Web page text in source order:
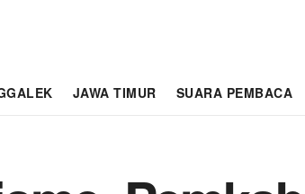
JAWA TIMUR SUARA PEMBACA